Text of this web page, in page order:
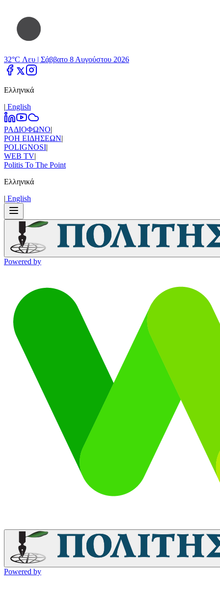
32°C Λευ | Σάββατο 8 Αυγούστου 2026
Ελληνικά
| Εnglish
ΡΑΔΙΟΦΩΝΟ|
ΡΟΗ ΕΙΔΗΣΕΩΝ|
POLIGNOSI|
WEB TV|
Politis To The Point
Ελληνικά
| Εnglish
Powered by
Powered by